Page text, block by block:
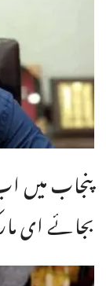
پنجاب میں
بجائے ای